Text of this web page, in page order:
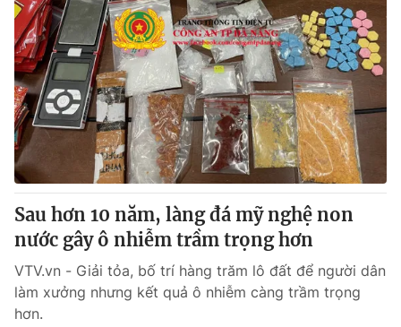
® Cấm sao chép dưới mọi hình thức nếu không có sự chấp
thuận bằng văn bản. Ghi rõ nguồn VTV.vn khi phát hành lại
thông tin từ website này.
Sau hơn 10 năm, làng đá mỹ nghệ non
nước gây ô nhiễm trầm trọng hơn
VTV.vn - Giải tỏa, bố trí hàng trăm lô đất để người dân
làm xưởng nhưng kết quả ô nhiễm càng trầm trọng
hơn.